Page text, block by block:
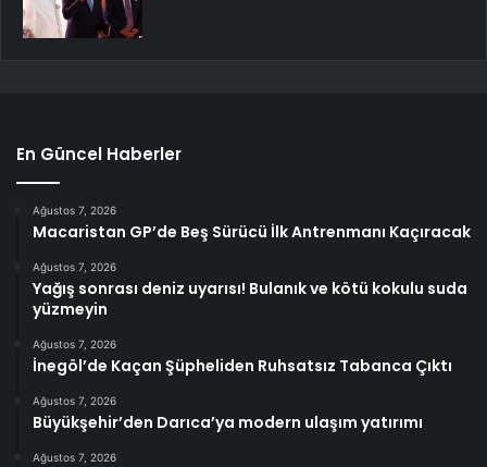
En Güncel Haberler
Ağustos 7, 2026
Macaristan GP’de Beş Sürücü İlk Antrenmanı Kaçıracak
Ağustos 7, 2026
Yağış sonrası deniz uyarısı! Bulanık ve kötü kokulu suda
yüzmeyin
Ağustos 7, 2026
İnegöl’de Kaçan Şüpheliden Ruhsatsız Tabanca Çıktı
Ağustos 7, 2026
Büyükşehir’den Darıca’ya modern ulaşım yatırımı
Ağustos 7, 2026